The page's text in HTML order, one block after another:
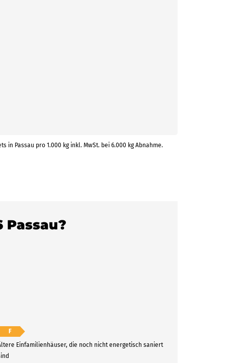
in Passau pro 1.000 kg inkl. MwSt. bei 6.000 kg Abnahme.
F
Einfamilienhäuser, die noch nicht energetisch saniert